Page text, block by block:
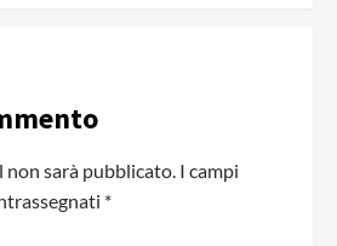
sarà pubblicato. I campi
*